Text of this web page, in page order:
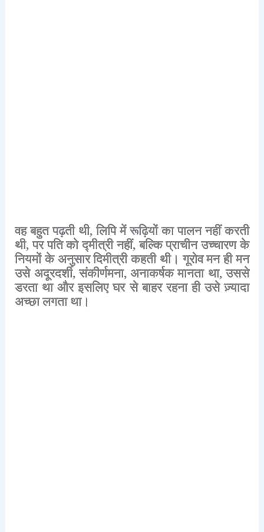
वह बहुत पढ़ती थी,लिपि में रूढ़ियों का पालन नहीं करती
थी,पर पति को द्मीत्री नहीं,बल्कि प्राचीन उच्चारण के
नियमों के अनुसार दिमीत्री कहती थी। गूरोव मन ही मन
उसे अदूरदर्शी,संकीर्णमना,अनाकर्षक मानता था,उससे
डरता था और इसलिए घर से बाहर रहना ही उसे ज़्यादा
अच्छा लगता था।